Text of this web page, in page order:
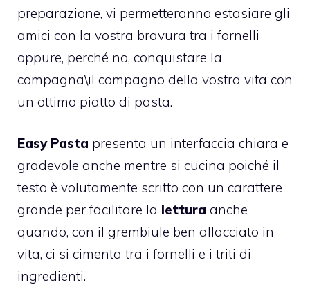
preparazione, vi permetteranno estasiare gli
amici con la vostra bravura tra i fornelli
oppure, perché no, conquistare la
compagna\il compagno della vostra vita con
un ottimo piatto di pasta.
Easy Pasta presenta un interfaccia chiara e
gradevole anche mentre si cucina poiché il
testo è volutamente scritto con un carattere
grande per facilitare la lettura anche
quando, con il grembiule ben allacciato in
vita, ci si cimenta tra i fornelli e i triti di
ingredienti.